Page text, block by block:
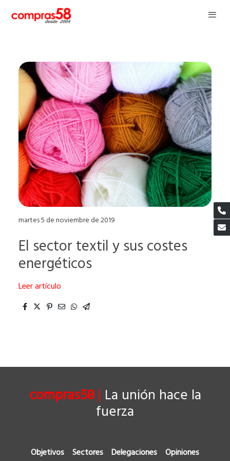
martes 5 de noviembre de 2019
El sector textil y sus costes
energéticos
Leer artículo
compras58| La unión hace la
fuerza
Objetivos Sectores Delegaciones Opiniones